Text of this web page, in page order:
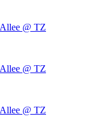
@ TZ
@ TZ
@ TZ